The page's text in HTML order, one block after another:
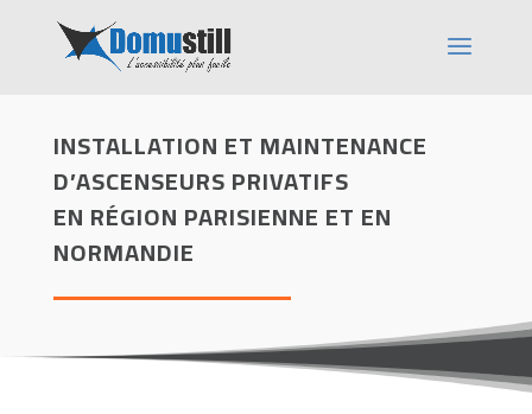
INSTALLATION ET MAINTENANCE
D’ASCENSEURS PRIVATIFS
EN RÉGION PARISIENNE ET EN
NORMANDIE